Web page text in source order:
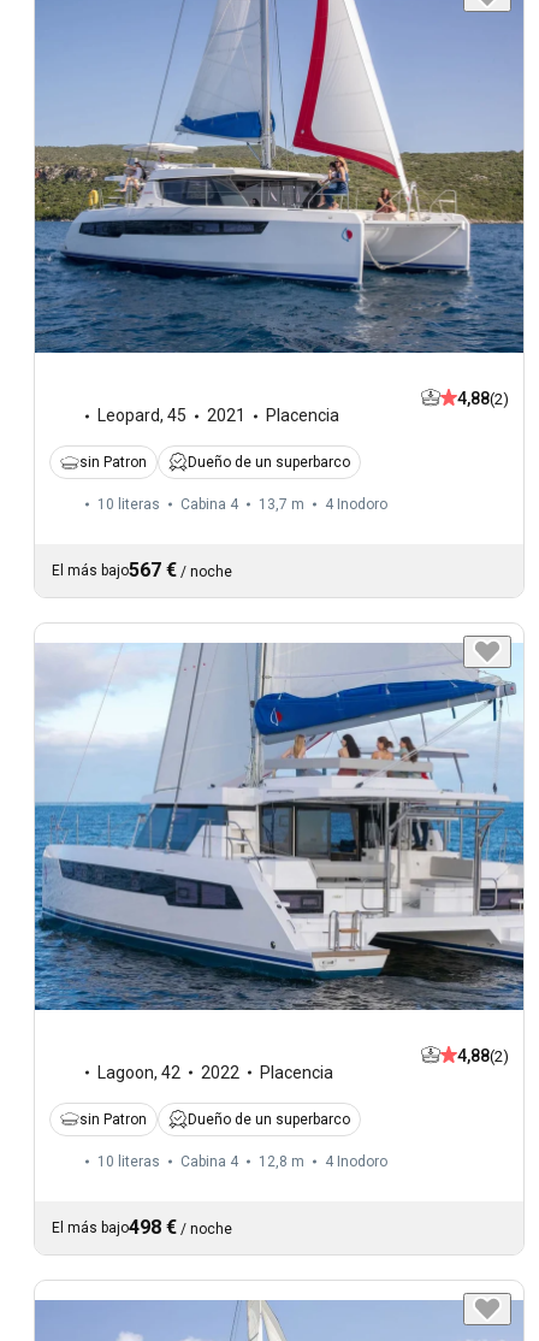
Leopard, 45 2021 Placencia
4,88(2)
sin Patron Dueño de un superbarco
10 literas Cabina 4 13,7 m 4 Inodoro
El más bajo567 € / noche
Lagoon, 42 2022 Placencia
4,88(2)
sin Patron Dueño de un superbarco
10 literas Cabina 4 12,8 m 4 Inodoro
El más bajo498 € / noche